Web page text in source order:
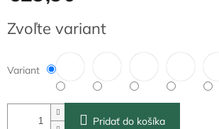
cena:
Zvoľte variant
Variant
Pridať do košíka